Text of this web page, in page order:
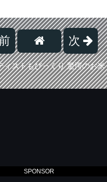
次
ィストもびっくり 驚愕のお米
SPONSOR